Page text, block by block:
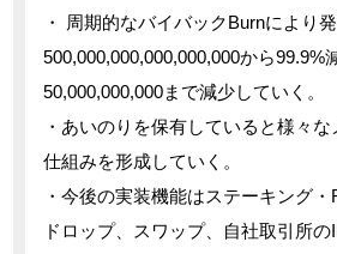
・ 周期的なバイバックBurnにより
500,000,000,000,000,000から99.9%
50,000,000,000まで減少していく。
・あいのりを保有していると様々
仕組みを形成していく。
・今後の実装機能はステーキング
ドロップ、スワップ、自社取引所